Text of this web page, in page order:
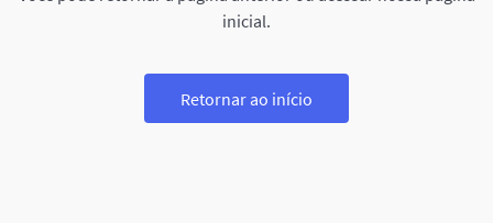
inicial.
Retornar ao início